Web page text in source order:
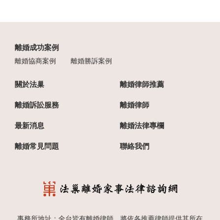
離婚成功案例
離婚協商案例 離婚勝訴案例
關於法巢 離婚律師推薦
離婚訴訟服務 離婚律師
最新消息 離婚法律專欄
離婚常見問題 聯絡我們